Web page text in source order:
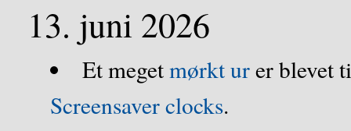
13. juni 2026
Et megetmørkt urer blevet
Screensaver clocks.